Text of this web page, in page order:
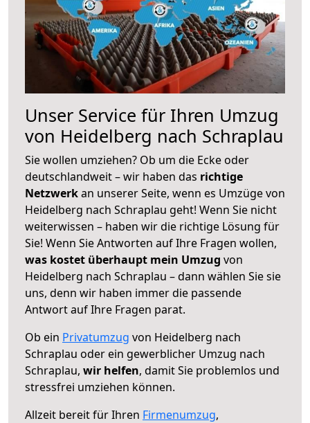
Unser Service für Ihren Umzug
von Heidelberg nach Schraplau
Sie wollen umziehen? Ob um die Ecke oder
deutschlandweit – wir haben das richtige
Netzwerkan unserer Seite, wenn es Umzüge von
Heidelberg nach Schraplau geht! Wenn Sie nicht
weiterwissen – haben wir die richtige Lösung für
Sie! Wenn Sie Antworten auf Ihre Fragen wollen,
was kostet überhaupt mein Umzug von
Heidelberg nach Schraplau – dann wählen Sie sie
uns, denn wir haben immer die passende
Antwort auf Ihre Fragen parat.
Ob ein Privatumzug von Heidelberg nach
Schraplau oder ein gewerblicher Umzug nach
Schraplau, wir helfen, damit Sie problemlos und
stressfrei umziehen können.
Allzeit bereit für Ihren Firmenumzug,